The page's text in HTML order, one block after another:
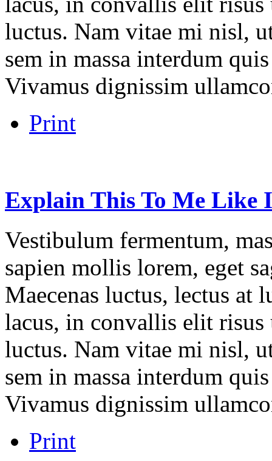
luctus. Nam vitae mi nisl,
sem in massa interdum
Vivamus dignissim
Print
Explain This To Me Like
Vestibulum fermentum,
sapien mollis lorem, eget
Maecenas luctus, lectus at
lacus, in convallis elit risus
luctus. Nam vitae mi nisl,
sem in massa interdum
Vivamus dignissim
Print